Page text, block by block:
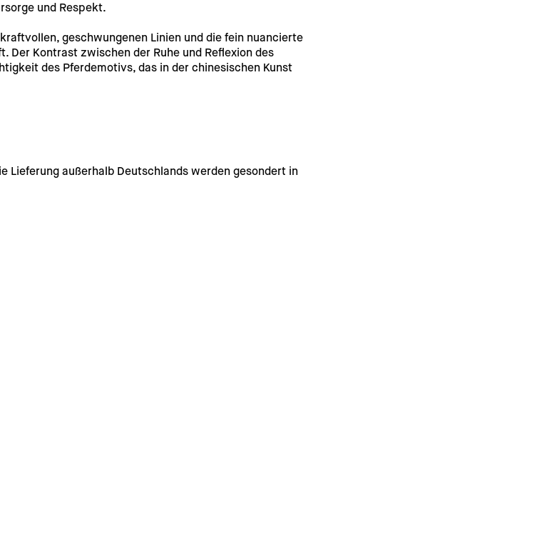
und Respekt.
geschwungenen Linien und die fein nuancierte
Der Kontrast zwischen der Ruhe und Reflexion des
des Pferdemotivs, das in der chinesischen Kunst
Lieferung außerhalb Deutschlands werden gesondert in